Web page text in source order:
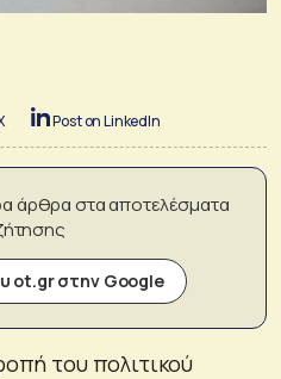
Post on LinkedIn
άρθρα στα αποτελέσματα
ot.gr στην Google
του πολιτικού